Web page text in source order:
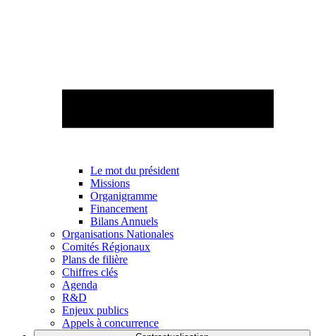
Le mot du président
Missions
Organigramme
Financement
Bilans Annuels
Organisations Nationales
Comités Régionaux
Plans de filière
Chiffres clés
Agenda
R&D
Enjeux publics
Appels à concurrence